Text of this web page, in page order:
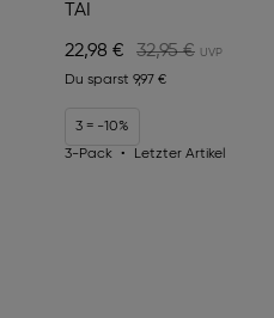
TAI
22,98 € 32,95 €
Du sparst 9,97 €
3 = -10%
3-Pack
Letzter Artikel